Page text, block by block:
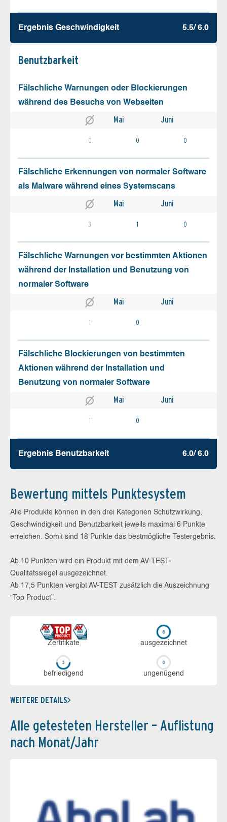
Ergebnis Geschw­indigkeit 5.5/ 6.0
Benutz­barkeit
Fälschliche Warnungen oder Blockierungen
während des Besuchs von Webseiten
Mai Juni
0 0 0
Fälschliche Erkennungen von normaler Software
als Malware während eines Systemscans
Mai Juni
3 1 0
Fälschliche Warnungen vor bestimmten Aktionen
während der Installation und Benutzung von
normaler Software
Mai Juni
1 0
Fälschliche Blockierungen von bestimmten
Aktionen während der Installation und
Benutzung von normaler Software
Mai Juni
1 0
Ergebnis Benutz­barkeit 6.0/ 6.0
Bewertung mittels Punktesystem
Alle Produkte können in den drei Kategorien Schutzwirkung,
Geschwindigkeit und Benutzbarkeit jeweils maximal 6 Punkte
erreichen. Somit sind 18 Punkte das bestmögliche Testergebnis.
Ab 10 Punkten wird ein Produkt mit dem AV-TEST-
Qualitätssiegel ausgezeichnet.
Ab 17,5 Punkten vergibt AV-TEST zusätzlich die Auszeichnung
“Top Product”.
Zerti­fikate aus­ge­zeich­net
be­frie­di­gend un­ge­nü­gend
WEITERE DETAILS
Alle getesteten Hersteller – Auflistung
nach Monat/Jahr